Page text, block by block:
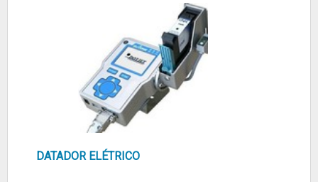
DATADOR ELÉTRICO